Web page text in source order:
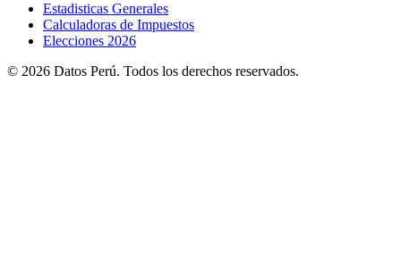
Estadisticas Generales
Calculadoras de Impuestos
Elecciones 2026
© 2026 Datos Perú. Todos los derechos reservados.